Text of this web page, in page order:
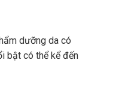
dưỡng da có
bật có thể kể đến